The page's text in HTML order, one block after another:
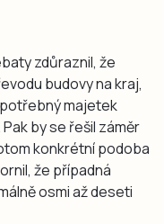
zdůraznil, že
budovy na kraj,
majetek
by se řešil záměr
konkrétní podoba
že případná
osmi až deseti